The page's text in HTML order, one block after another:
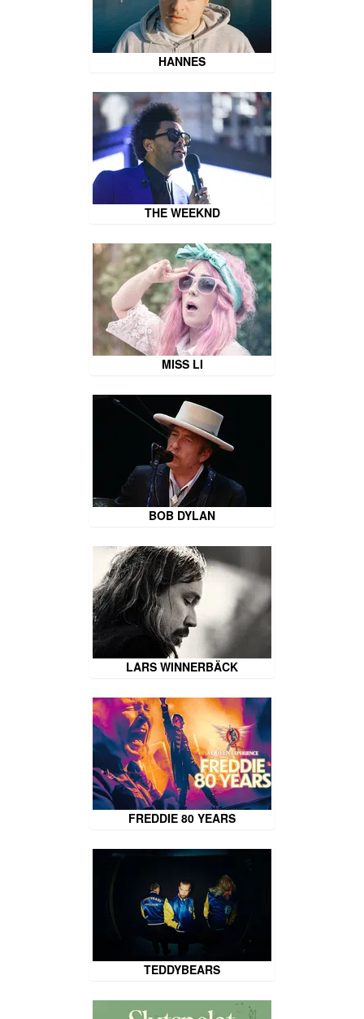
HANNES
THE WEEKND
MISS LI
BOB DYLAN
LARS WINNERBÄCK
FREDDIE 80 YEARS
TEDDYBEARS